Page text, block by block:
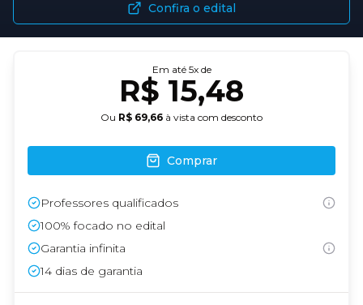
Confira o edital
Em até 5x de
R$ 15,48
Ou R$ 69,66 à vista com desconto
Comprar
Professores qualificados
100% focado no edital
Garantia infinita
14 dias de garantia